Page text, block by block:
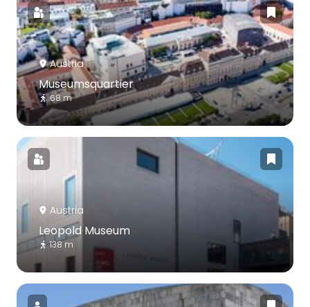
Austria
Museumsquartier
68 m
Austria
Leopold Museum
138 m